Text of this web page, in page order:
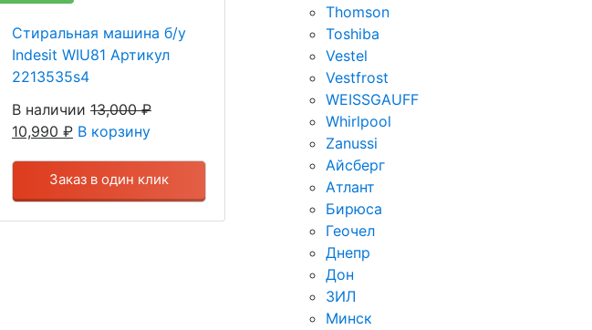
Стиральная машина б/у
Indesit WIU81 Артикул
2213535s4
В наличии 13,000₽
10,990 ₽ В корзину
Заказ в один клик
Thomson
Toshiba
Vestel
Vestfrost
WEISSGAUFF
Whirlpool
Zanussi
Айсберг
Атлант
Бирюса
Геочел
Днепр
Дон
ЗИЛ
Минск